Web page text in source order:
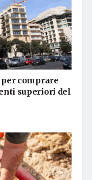
comprare
superiori del